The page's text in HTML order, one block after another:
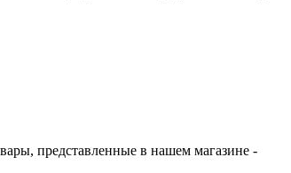
представленные в нашем магазине -